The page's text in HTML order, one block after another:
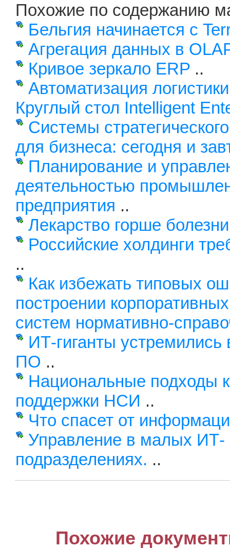
Похожие по содержанию
Бельгия начинается с
Агрегация данных в
Кривое зеркало ERP ..
Автоматизация
Круглый стол Intelligent
Системы
для бизнеса: сегодня и
Планирование и
деятельностью
предприятия ..
Лекарство горше болезни
Российские холдинги
..
Как избежать типовых
построении
систем нормативно-
ИТ-гиганты устремились
ПО ..
Национальные подходы
поддержки НСИ ..
Что спасет от
Управление в малых ИТ-
подразделениях. ..
Похожие